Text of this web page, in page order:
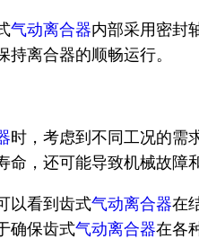
气动离合器内部采用密封
离合器的顺畅运行。
时，考虑到不同工况的需
，还可能导致机械故障
以看到齿式气动离合器在
确保齿式气动离合器在各